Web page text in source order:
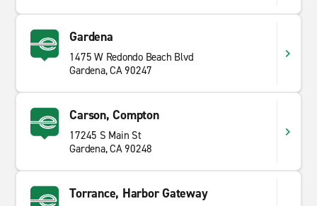
Gardena
1475 W Redondo Beach Blvd
Gardena, CA 90247
Carson, Compton
17245 S Main St
Gardena, CA 90248
Torrance, Harbor Gateway